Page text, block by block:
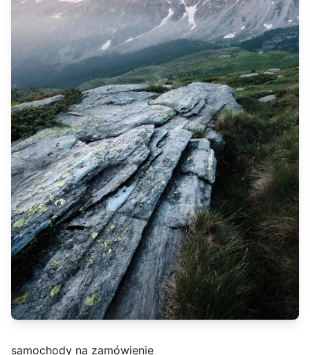
samochody na zamówienie